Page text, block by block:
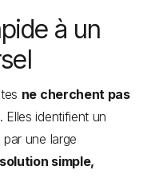
à un
ne cherchent pas
. Elles identifient un
une large
solution simple,